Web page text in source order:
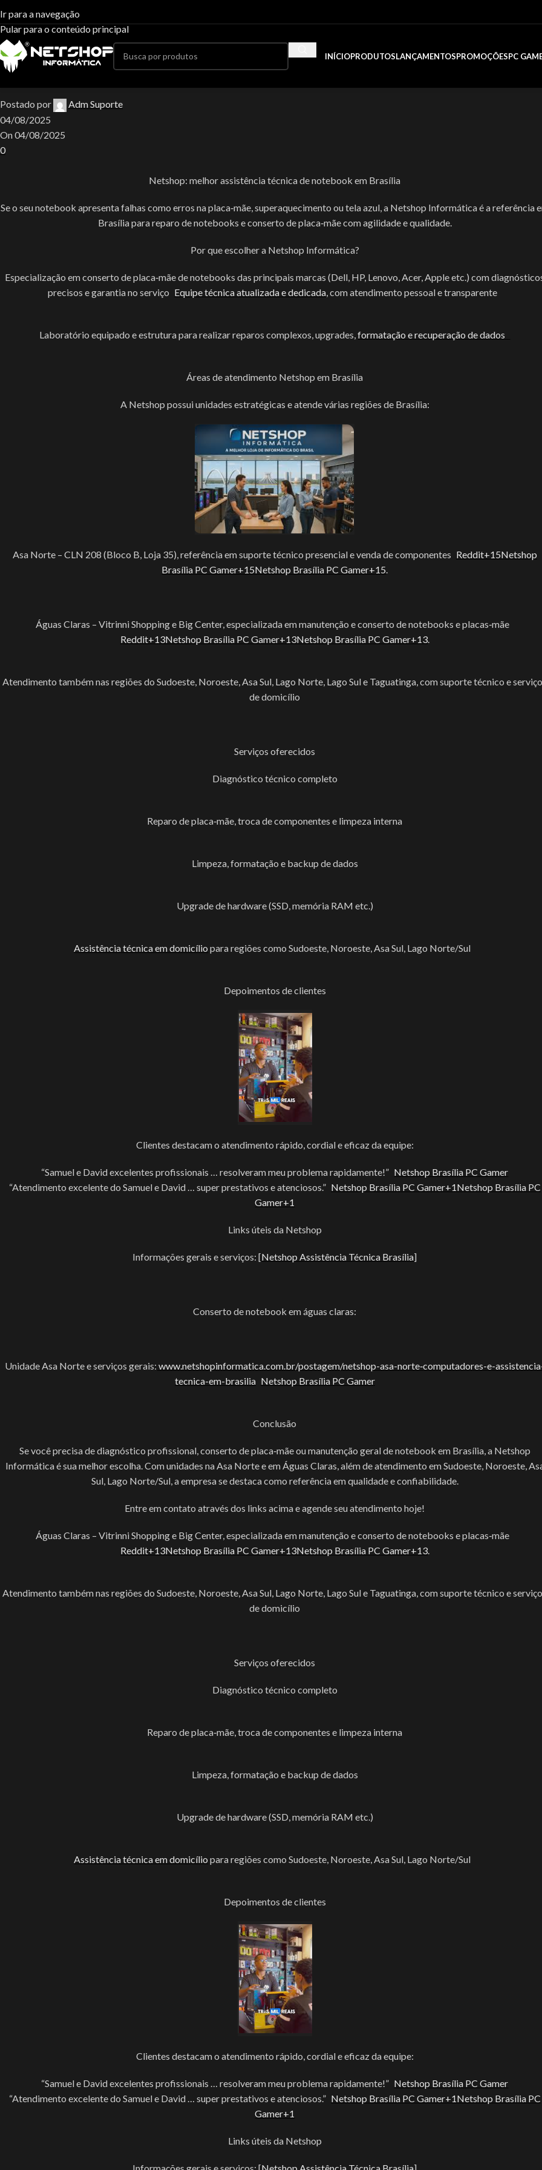
Ir para a navegação
Pular para o conteúdo principal
INÍCIOPRODUTOS
DRONES
Fita De Led
LANÇAMENTOSPROMOÇÕESPC
ACESSÓRIOS
Base Para Notebook
Carregadores
DRONES
Fita De Led
Gravadora & Reprodutora
HUB USB
Mouse Pad
Relógio
Suportes
Blog
Casa Uncategorized
Uncategorized
Netshop: melhor assistência técnica de notebook em Brasília
Postado por
Adm Suporte
04/08/2025
On 04/08/2025
0
Netshop: melhor assistência técnica de notebook em Brasília
Se o seu notebook apresenta falhas como erros na placa‑mãe, superaquecimento ou tela azul, a Netshop Informática é a referência
Brasília para reparo de notebooks e conserto de placa‑mãe com agilidade e qualidade.
Por que escolher a Netshop Informática?
Especialização em conserto de placa‑mãe de notebooks das principais marcas (Dell, HP, Lenovo, Acer, Apple etc.) com
precisos e garantia no serviço Equipe técnica atualizada e dedicada, com atendimento pessoal e transparente
Laboratório equipado e estrutura para realizar reparos complexos, upgrades,formatação e recuperação de dados
Áreas de atendimento Netshop em Brasília
A Netshop possui unidades estratégicas e atende várias regiões de Brasília:
Asa Norte – CLN 208 (Bloco B, Loja 35), referência em suporte técnico presencial e venda de componentes Reddit+15Netshop
Brasília PC Gamer+15Netshop Brasília PC Gamer+15.
Águas Claras – Vitrinni Shopping e Big Center, especializada em manutenção e conserto de notebooks e placas‑mãe
Reddit+13Netshop Brasília PC Gamer+13Netshop Brasília PC Gamer+13.
Atendimento também nas regiões do Sudoeste, Noroeste, Asa Sul, Lago Norte, Lago Sul e Taguatinga, com suporte técnico e
de domicílio
Serviços oferecidos
Diagnóstico técnico completo
Reparo de placa‑mãe, troca de componentes e limpeza interna
Limpeza, formatação e backup de dados
Upgrade de hardware (SSD, memória RAM etc.)
Assistência técnica em domicílio para regiões como Sudoeste, Noroeste, Asa Sul, Lago Norte/Sul
Depoimentos de clientes
Clientes destacam o atendimento rápido, cordial e eficaz da equipe:
“Samuel e David excelentes profissionais … resolveram meu problema rapidamente!” Netshop Brasília PC Gamer
“Atendimento excelente do Samuel e David … super prestativos e atenciosos.” Netshop Brasília PC Gamer+1Netshop Brasília PC
Gamer+1
Links úteis da Netshop
Informações gerais e serviços: [Netshop Assistência Técnica Brasília]
Conserto de notebook em águas claras:
Unidade Asa Norte e serviços gerais: www.netshopinformatica.com.br/postagem/netshop-asa-norte‑computadores-e-
tecnica-em-brasilia Netshop Brasília PC Gamer
Conclusão
Se você precisa de diagnóstico profissional, conserto de placa‑mãe ou manutenção geral de notebook em Brasília, a Netshop
Informática é sua melhor escolha. Com unidades na Asa Norte e em Águas Claras, além de atendimento em Sudoeste, Noroeste,
Sul, Lago Norte/Sul, a empresa se destaca como referência em qualidade e confiabilidade.
Entre em contato através dos links acima e agende seu atendimento hoje!
Águas Claras – Vitrinni Shopping e Big Center, especializada em manutenção e conserto de notebooks e placas‑mãe
Reddit+13Netshop Brasília PC Gamer+13Netshop Brasília PC Gamer+13.
Atendimento também nas regiões do Sudoeste, Noroeste, Asa Sul, Lago Norte, Lago Sul e Taguatinga, com suporte técnico e
de domicílio
Serviços oferecidos
Diagnóstico técnico completo
Reparo de placa‑mãe, troca de componentes e limpeza interna
Limpeza, formatação e backup de dados
Upgrade de hardware (SSD, memória RAM etc.)
Assistência técnica em domicílio para regiões como Sudoeste, Noroeste, Asa Sul, Lago Norte/Sul
Depoimentos de clientes
Clientes destacam o atendimento rápido, cordial e eficaz da equipe:
“Samuel e David excelentes profissionais … resolveram meu problema rapidamente!” Netshop Brasília PC Gamer
“Atendimento excelente do Samuel e David … super prestativos e atenciosos.” Netshop Brasília PC Gamer+1Netshop Brasília PC
Gamer+1
Links úteis da Netshop